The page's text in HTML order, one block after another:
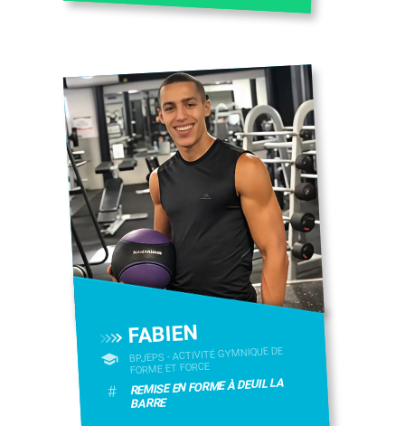
FABIEN
BPJEPS - ACTIVITÉ GYMNIQUE DE
FORME ET FORCE
# REMISE EN FORME À DEUIL LA
BARRE